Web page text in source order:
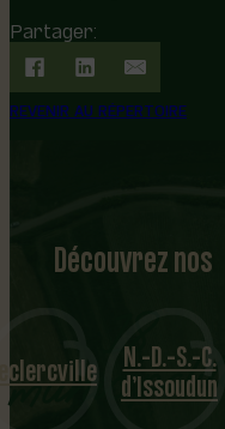
Partager:
REVENIR AU RÉPERTOIRE
Découvrez nos
1
8
mu
N.-D.-S.-C.
d’Issoudun